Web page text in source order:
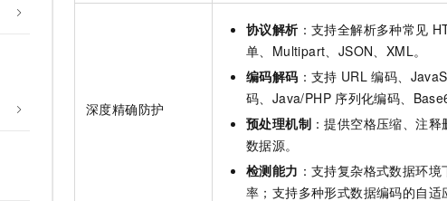
深度精确防护
协议解析：支持全解析多种常见
单、Multipart、JSON、XML。
编码解码 ：支持 URL 编码、
码、Java/PHP 序列化编码、
预处理机制 ：提供空格压缩、注
数据源。
检测能力 ：支持复杂格式数据环
率；支持多种形式数据编码的自适
依托云原生高可用架构,实现Dify私有化部署
10 分钟在聊天系统中增加一个 AI 助手 即刻拥有 DeepSeek-R1 满血